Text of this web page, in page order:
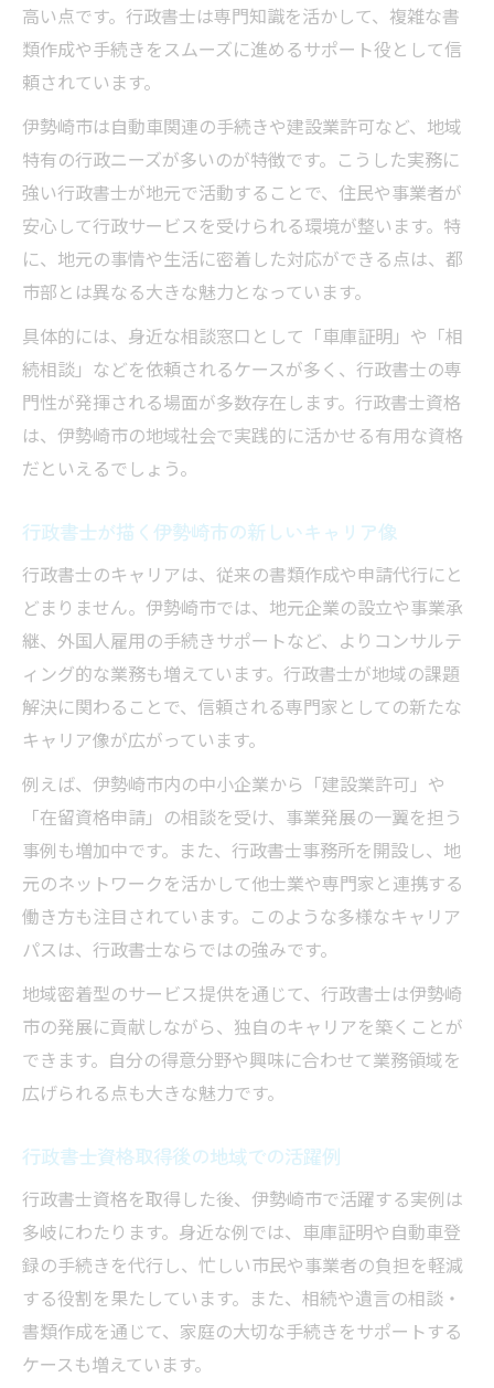
高い点です。行政書士は専門知識を活かして、複雑な書
類作成や手続きをスムーズに進めるサポート役として信
頼されています。
伊勢崎市は自動車関連の手続きや建設業許可など、地域
特有の行政ニーズが多いのが特徴です。こうした実務に
強い行政書士が地元で活動することで、住民や事業者が
安心して行政サービスを受けられる環境が整います。特
に、地元の事情や生活に密着した対応ができる点は、都
市部とは異なる大きな魅力となっています。
具体的には、身近な相談窓口として「車庫証明」や「相
続相談」などを依頼されるケースが多く、行政書士の専
門性が発揮される場面が多数存在します。行政書士資格
は、伊勢崎市の地域社会で実践的に活かせる有用な資格
だといえるでしょう。
行政書士が描く伊勢崎市の新しいキャリア像
行政書士のキャリアは、従来の書類作成や申請代行にと
どまりません。伊勢崎市では、地元企業の設立や事業承
継、外国人雇用の手続きサポートなど、よりコンサルテ
ィング的な業務も増えています。行政書士が地域の課題
解決に関わることで、信頼される専門家としての新たな
キャリア像が広がっています。
例えば、伊勢崎市内の中小企業から「建設業許可」や
「在留資格申請」の相談を受け、事業発展の一翼を担う
事例も増加中です。また、行政書士事務所を開設し、地
元のネットワークを活かして他士業や専門家と連携する
働き方も注目されています。このような多様なキャリア
パスは、行政書士ならではの強みです。
地域密着型のサービス提供を通じて、行政書士は伊勢崎
市の発展に貢献しながら、独自のキャリアを築くことが
できます。自分の得意分野や興味に合わせて業務領域を
広げられる点も大きな魅力です。
行政書士資格取得後の地域での活躍例
行政書士資格を取得した後、伊勢崎市で活躍する実例は
多岐にわたります。身近な例では、車庫証明や自動車登
録の手続きを代行し、忙しい市民や事業者の負担を軽減
する役割を果たしています。また、相続や遺言の相談・
書類作成を通じて、家庭の大切な手続きをサポートする
ケースも増えています。